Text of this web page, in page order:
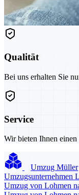
Qualität
Bei uns erhalten Sie
Service
Wir bieten Ihnen
Umzug Müller
Umzugsunternehmen
Umzug von Lohmen